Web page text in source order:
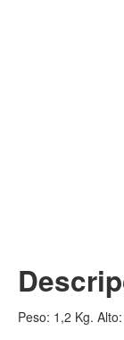
Peso: 1,2 Kg.